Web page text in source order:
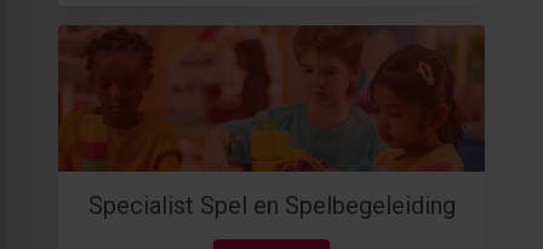
Specialist Spel en Spelbegeleiding